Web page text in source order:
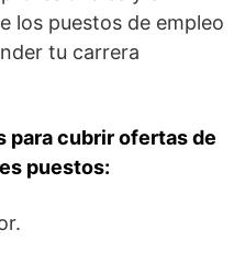
los puestos de empleo
tu carrera
para cubrir ofertas de
puestos: